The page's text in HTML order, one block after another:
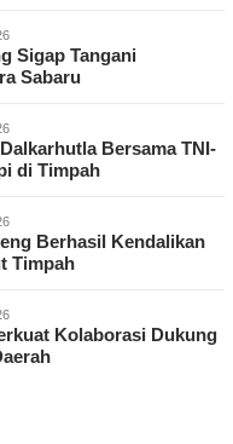
Sigap Tangani
Sabaru
Bersama TNI-
di Timpah
Berhasil Kendalikan
Timpah
Kolaborasi Dukung